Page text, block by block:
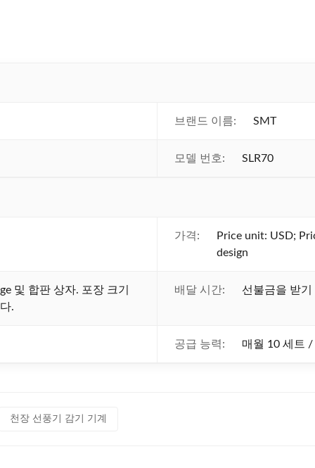
브랜드 이름: SMT
모델 번호: SLR70
가격:
Price unit: USD;
design
및 합판 상자. 포장 크기
.
배달 시간: 선불금을 받
공급 능력: 매월 10 세트 /
천장 선풍기 감기 기계